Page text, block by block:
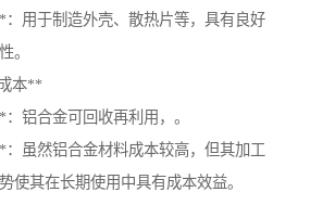
用于制造外壳、散热片等，具有良好
。
本**
铝合金可回收再利用，。
虽然铝合金材料成本较高，但其加工
使其在长期使用中具有成本效益。